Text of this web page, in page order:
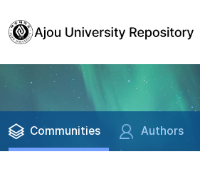
Communities Authors